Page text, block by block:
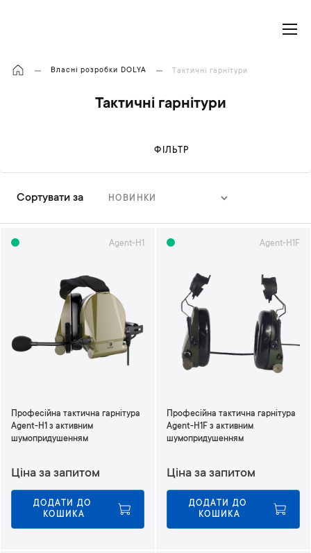
Власні розробки DOLYA Тактичні гарнітури
Тактичні гарнітури
Сортувати за
к
у
е
н
ш
Agent-H1
Професійна тактична гарнітура
Agent-H1 з активним
шумопридушенням
Ціна за запитом
ДОДАТИ ДО
КОШИКА
Agent-H1F
Професійна тактична гарнітура
Agent-H1F з активним
шумопридушенням
Ціна за запитом
ДОДАТИ ДО
КОШИКА
ФІЛЬТР